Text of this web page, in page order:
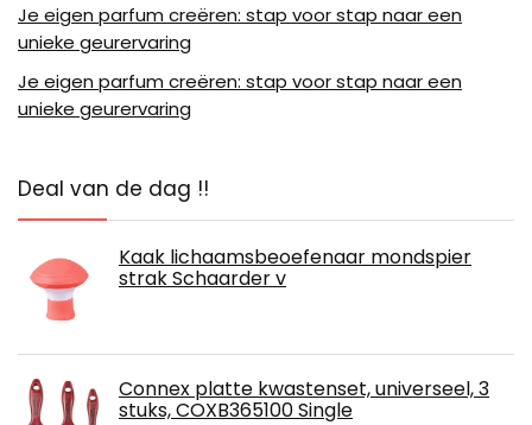
Je eigen parfum creëren: stap voor stap naar een
unieke geurervaring
Je eigen parfum creëren: stap voor stap naar een
unieke geurervaring
Deal van de dag !!
Kaak lichaamsbeoefenaar mondspier
strak Schaarder v
Connex platte kwastenset, universeel, 3
stuks, COXB365100 Single